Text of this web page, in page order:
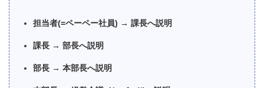
担当者(=ペーペー社員) → 課長へ説明
課長 → 部長へ説明
部長 → 本部長へ説明